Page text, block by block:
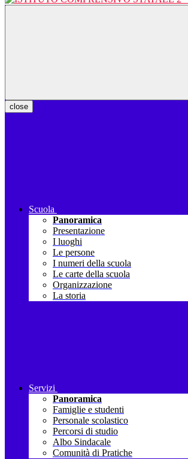
close
Scuola
Panoramica
Presentazione
I luoghi
Le persone
I numeri della scuola
Le carte della scuola
Organizzazione
La storia
Servizi
Panoramica
Famiglie e studenti
Personale scolastico
Percorsi di studio
Albo Sindacale
Comunità di Pratiche